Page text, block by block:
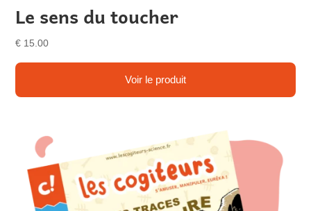
Le sens du toucher
€ 15.00
Voir le produit